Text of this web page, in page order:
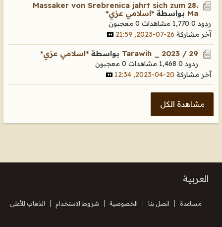
Massaker von Srebrenica jahrt sich zum 28.
Ma بواسطة *اسلامي عزي*
ردود 0 1,770 مشاهدات
0 معجبون
آخر مشاركة 26-07-2023, 21:59
Tarawih _ 2023 / 29 بواسطة *اسلامي عزي*
ردود 0 1,468 مشاهدات
0 معجبون
آخر مشاركة 20-04-2023, 12:34
مشاهدة الكل
العربية
مساعدة اتصل بنا الخصوصية شروط الاستخدام الذهاب للأعلى